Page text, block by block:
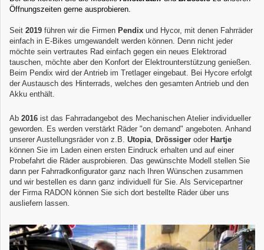
Öffnungszeiten gerne ausprobieren.
Seit 2019 führen wir die Firmen Pendix und Hycor , mit denen Fahrräder
einfach in E-Bikes umgewandelt werden können. Denn nicht jeder
möchte sein vertrautes Rad einfach gegen ein neues Elektrorad
tauschen, möchte aber den Konfort der Elektrounterstützung genießen.
Beim Pendix wird der Antrieb im Tretlager eingebaut. Bei Hycore erfolgt
der Austausch des Hinterrads, welches den gesamten Antrieb und den
Akku enthält.
Ab 2016 ist das Fahrradangebot des Mechanischen Atelier individueller
geworden. Es werden verstärkt Räder "on demand" angeboten. Anhand
unserer Austellungsräder von z.B. Utopia Drössiger oder Hartje
können Sie im Laden einen ersten Eindruck erhalten und auf einer
Probefahrt die Räder ausprobieren. Das gewünschte Modell stellen Sie
dann per Fahrradkonfigurator ganz nach Ihren Wünschen zusammen
und wir bestellen es dann ganz individuell für Sie. Als Servicepartner
der Firma RADON können Sie sich dort bestellte Räder über uns
ausliefern lassen.